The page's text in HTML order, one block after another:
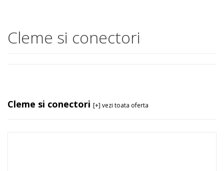
Cleme si conectori
Cleme si conectori [+] vezi toata oferta